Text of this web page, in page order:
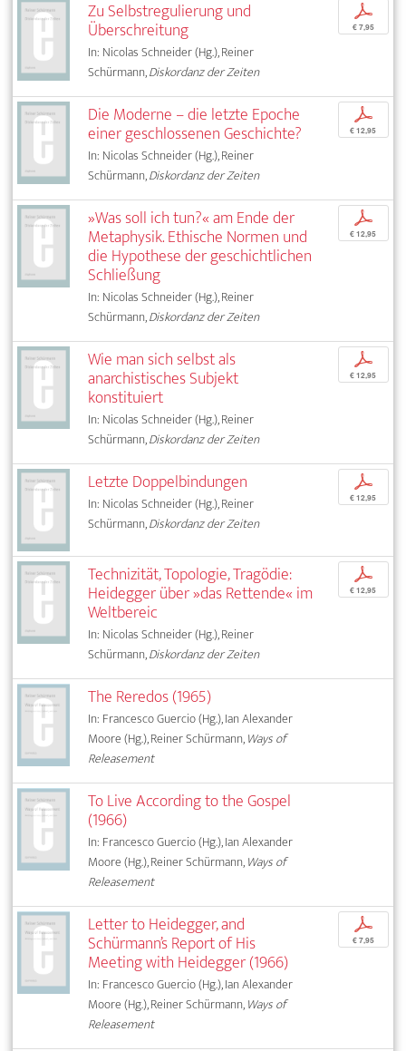
Zu Selbstregulierung und
Überschreitung
In: Nicolas Schneider (Hg.), Reiner
Schürmann,Diskordanz der Zeiten
p
€ 7,95
Die Moderne – die letzte Epoche
einer geschlossenen Geschichte?
In: Nicolas Schneider (Hg.), Reiner
Schürmann,Diskordanz der Zeiten
p
€ 12,95
»Was soll ich tun?« am Ende der
Metaphysik. Ethische Normen und
die Hypothese der geschichtlichen
Schließung
In: Nicolas Schneider (Hg.), Reiner
Schürmann,Diskordanz der Zeiten
p
€ 12,95
Wie man sich selbst als
anarchistisches Subjekt
konstituiert
In: Nicolas Schneider (Hg.), Reiner
Schürmann,Diskordanz der Zeiten
p
€ 12,95
Letzte Doppelbindungen
In: Nicolas Schneider (Hg.), Reiner
Schürmann,Diskordanz der Zeiten
p
€ 12,95
Technizität, Topologie, Tragödie:
Heidegger über »das Rettende« im
Weltbereic
In: Nicolas Schneider (Hg.), Reiner
Schürmann,Diskordanz der Zeiten
p
€ 12,95
The Reredos (1965)
In: Francesco Guercio (Hg.), Ian Alexander
Moore (Hg.), Reiner Schürmann,Ways of
Releasement
To Live According to the Gospel
(1966)
In: Francesco Guercio (Hg.), Ian Alexander
Moore (Hg.), Reiner Schürmann,Ways of
Releasement
Letter to Heidegger, and
Schürmann’s Report of His
Meeting with Heidegger (1966)
In: Francesco Guercio (Hg.), Ian Alexander
Moore (Hg.), Reiner Schürmann,Ways of
Releasement
p
€ 7,95